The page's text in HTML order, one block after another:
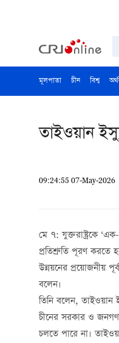
মূলপাতা চীন বিশ্ব
তাইওয়ান
09:24:55 07-May-2026
মে ৭: যুক্তরাষ্ট্রকে
প্রতিশ্রুতি পূরণ করতে
উন্নয়নের প্রয়োজনীয়
বলেন।
তিনি বলেন, তাইওয়ান
চীনের সরকার ও জনগণ
চলতে পারে না।